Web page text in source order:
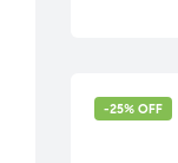
-25% OFF